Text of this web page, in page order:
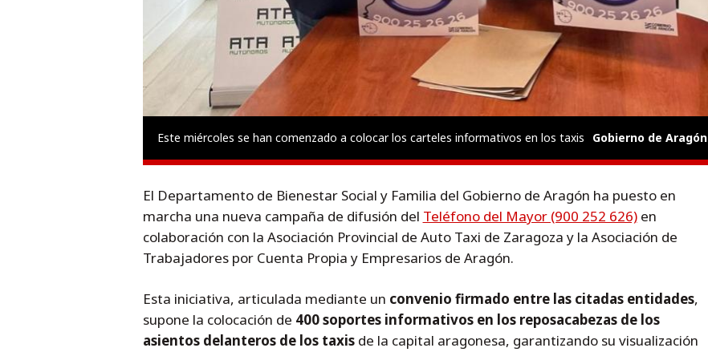
Este miércoles se han comenzado a colocar los carteles informativos en los taxis Gobierno de Aragón
El Departamento de Bienestar Social y Familia del Gobierno de Aragón ha puesto en
marcha una nueva campaña de difusión del Teléfono del Mayor (900 252 626)en
colaboración con la Asociación Provincial de Auto Taxi de Zaragoza y la Asociación de
Trabajadores por Cuenta Propia y Empresarios de Aragón.
Esta iniciativa, articulada mediante un convenio firmado entre las citadas entidades,
supone la colocación de 400 soportes informativos en los reposacabezas de los
asientos delanteros de los taxisde la capital aragonesa, garantizando su visualización